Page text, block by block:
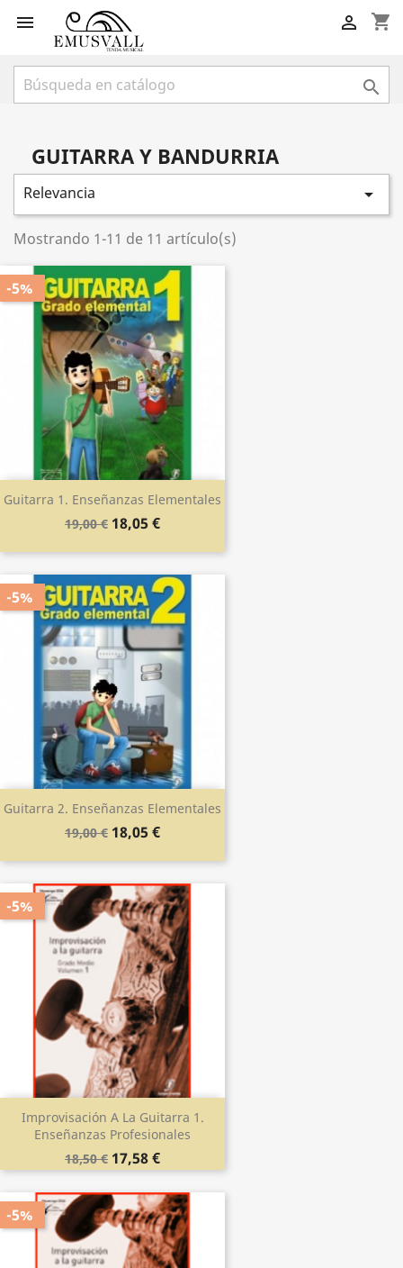
 shopping_cart


GUITARRA Y BANDURRIA
Relevancia 
Mostrando 1-11 de 11 artículo(s)
Guitarra 1. Enseñanzas Elementales
19,00 € 18,05 €
-5%
Guitarra 2. Enseñanzas Elementales
19,00 € 18,05 €
-5%
Improvisación A La Guitarra 1.
Enseñanzas Profesionales
18,50 € 17,58 €
-5%
-5%